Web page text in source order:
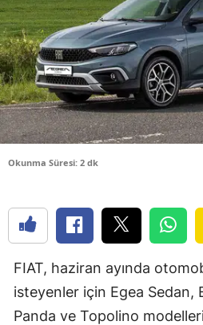
Okunma Süresi: 2 dk
FIAT, haziran ayında
isteyenler için Egea Sedan,
Panda ve Topolino